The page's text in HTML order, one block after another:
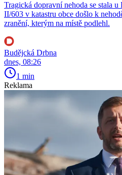
Tragická dopravní nehoda se stala
II/603 v katastru obce došlo k
zranění, kterým na místě podlehl.
Budějcká Drbna
dnes, 08:26
1 min
Reklama